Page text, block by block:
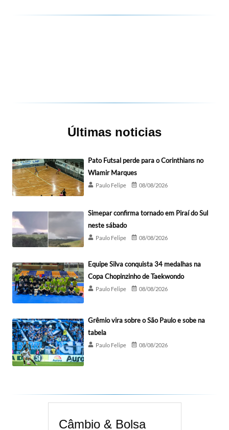
Últimas noticias
Pato Futsal perde para o Corinthians no
Wlamir Marques
Paulo Felipe 08/08/2026
Simepar confirma tornado em Piraí do Sul
neste sábado
Paulo Felipe 08/08/2026
Equipe Silva conquista 34 medalhas na
Copa Chopinzinho de Taekwondo
Paulo Felipe 08/08/2026
Grêmio vira sobre o São Paulo e sobe na
tabela
Paulo Felipe 08/08/2026
Câmbio & Bolsa